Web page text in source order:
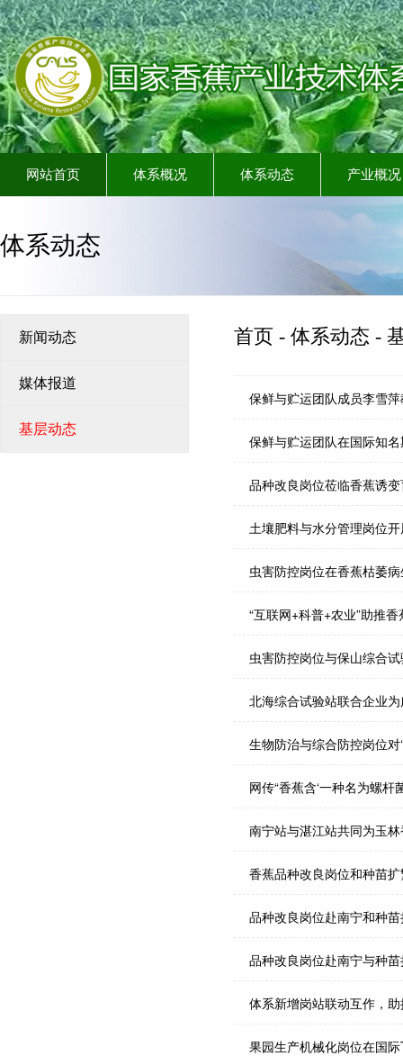
网站首页 体系概况 体系动态 产业概况
体系动态
新闻动态
媒体报道
基层动态
首页 - 体系动态 -
保鲜与贮运团队成员李雪
保鲜与贮运团队在国际知
品种改良岗位莅临香蕉诱
土壤肥料与水分管理岗位
虫害防控岗位在香蕉枯萎
“互联网+科普+农业”助推
虫害防控岗位与保山综合
北海综合试验站联合企业
生物防治与综合防控岗位
网传“香蕉含‘一种名为螺杆
南宁站与湛江站共同为玉
香蕉品种改良岗位和种苗
品种改良岗位赴南宁和种
品种改良岗位赴南宁与种
体系新增岗站联动互作，
果园生产机械化岗位在国